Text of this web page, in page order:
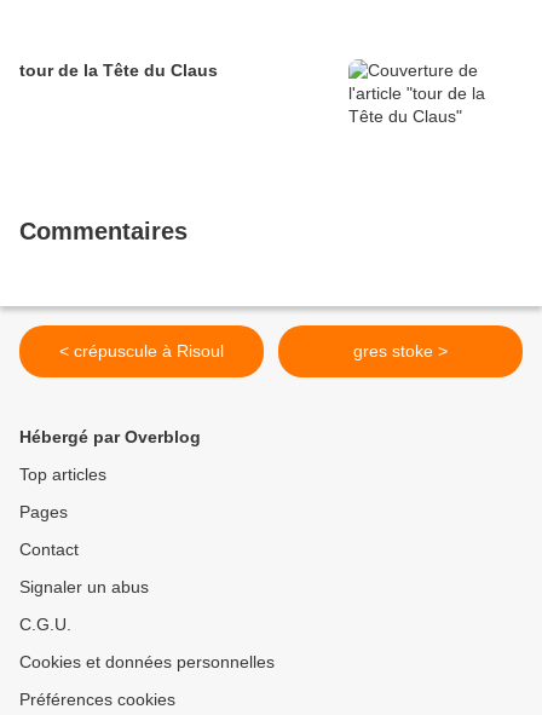
tour de la Tête du Claus
Commentaires
< crépuscule à Risoul gres stoke >
Hébergé par Overblog
Top articles
Pages
Contact
Signaler un abus
C.G.U.
Cookies et données personnelles
Préférences cookies